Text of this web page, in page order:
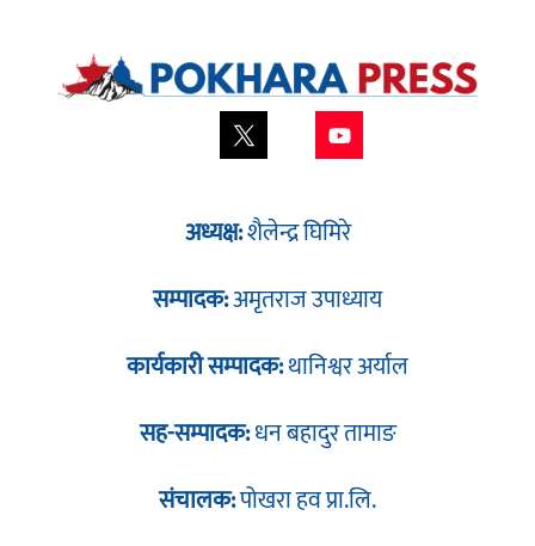
अध्यक्ष:शैलेन्द्र घिमिरे
सम्पादक:अमृतराज उपाध्याय
कार्यकारी सम्पादक:थानिश्वर अर्याल
सह-सम्पादक:धन बहादुर तामाङ
संचालक:पोखरा हव प्रा.लि.